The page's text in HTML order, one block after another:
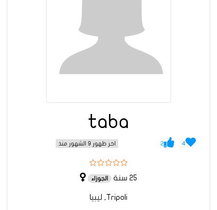
taba
4
2 اخر ظهور 9 الشهور منذ
25 سنة الجوزاء
Tripoli, ليبيا